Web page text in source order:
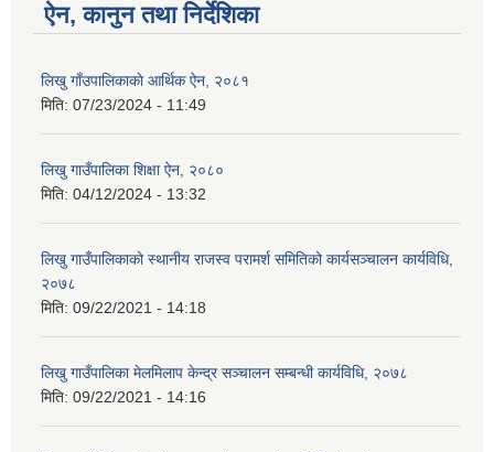
ऐन, कानुन तथा निर्देशिका
लिखु गाँउपालिकाकाे आर्थिक ऐन, २०८१
मिति: 07/23/2024 - 11:49
लिखु गाउँपालिका शिक्षा ऐन, २०८०
मिति: 04/12/2024 - 13:32
‍‍लिखु गाउँपालिकाको स्थानीय राजस्व परामर्श समितिको कार्यसञ्चालन कार्यविधि,
२०७८
मिति: 09/22/2021 - 14:18
लिखु गाउँपालिका मेलमिलाप केन्द्र सञ्चालन सम्बन्धी कार्यविधि, २०७८
मिति: 09/22/2021 - 14:16